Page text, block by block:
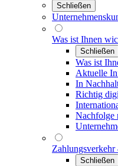
Schließen
Was ist Ihnen
Schließen
Was ist
Aktuelle
In
Richtig
Nachfolge
Schließen